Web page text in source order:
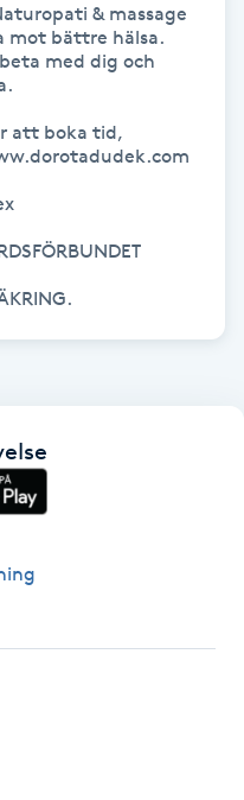
& massage
mot bättre hälsa.
med dig och
att boka tid,